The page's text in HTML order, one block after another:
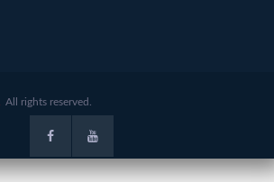
All rights reserved.